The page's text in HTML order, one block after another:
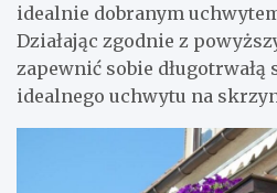
idealnie dobranym
Działając zgodnie z
zapewnić sobie długotrwałą
idealnego uchwytu na